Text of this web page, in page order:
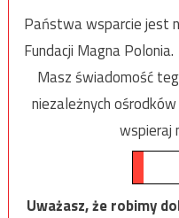
Państwa wsparcie jest
Fundacji Magna Polonia.
Masz świadomość
niezależnych
wspieraj
Uważasz, że robimy